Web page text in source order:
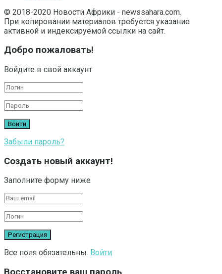
© 2018-2020 Новости Африки - newssahara.com.
При копировании материалов требуется указание
активной и индексируемой ссылки на сайт.
Добро пожаловать!
Войдите в свой аккаунт
Забыли пароль?
Создать новый аккаунт!
Заполните форму ниже
Все поля обязательны. Войти